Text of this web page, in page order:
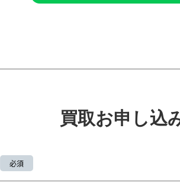
買取お申し込
必須